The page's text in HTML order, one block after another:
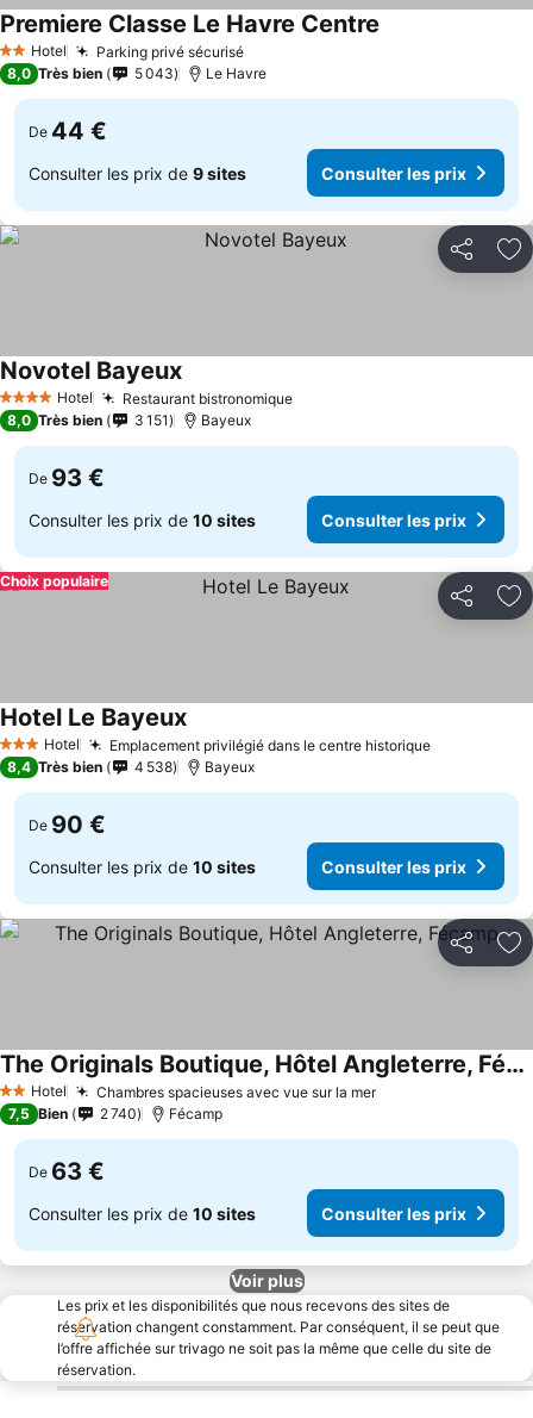
2 Étoiles
Hotel Parking privé sécurisé
Premiere Classe Le Havre Centre
8,0 Très bien 5 043 Le Havre
De 44 €
Consulter les prix de 9 sites Consulter les prix
Partager
4 Étoiles Hotel Restaurant bistronomique
Novotel Bayeux
8,0 Très bien 3 151 Bayeux
De 93 €
Consulter les prix de 10 sites Consulter les prix
Partager
Choix populaire
3 ÉtoilesHotel Emplacement privilégié dans le centre historique
Hotel Le Bayeux
8,4 Très bien 4 538 Bayeux
De 90 €
Consulter les prix de 10 sites Consulter les prix
Partager
2 Étoiles
Hotel Chambres spacieuses avec vue sur la mer
The Originals Boutique, Hôtel Angleterre, Fécamp
7,5 Bien 2 740 Fécamp
De 63 €
Consulter les prix de 10 sites Consulter les prix
Voir plus
Les prix et les disponibilités que nous recevons des sites de
réservation changent constamment. Par conséquent, il se peut que
l’offre affichée sur trivago ne soit pas la même que celle du site de
réservation.